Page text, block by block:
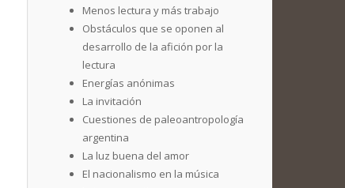
Menos lectura y más trabajo
Obstáculos que se oponen al
desarrollo de la afición por la
lectura
Energías anónimas
La invitación
Cuestiones de paleoantropología
argentina
La luz buena del amor
El nacionalismo en la música